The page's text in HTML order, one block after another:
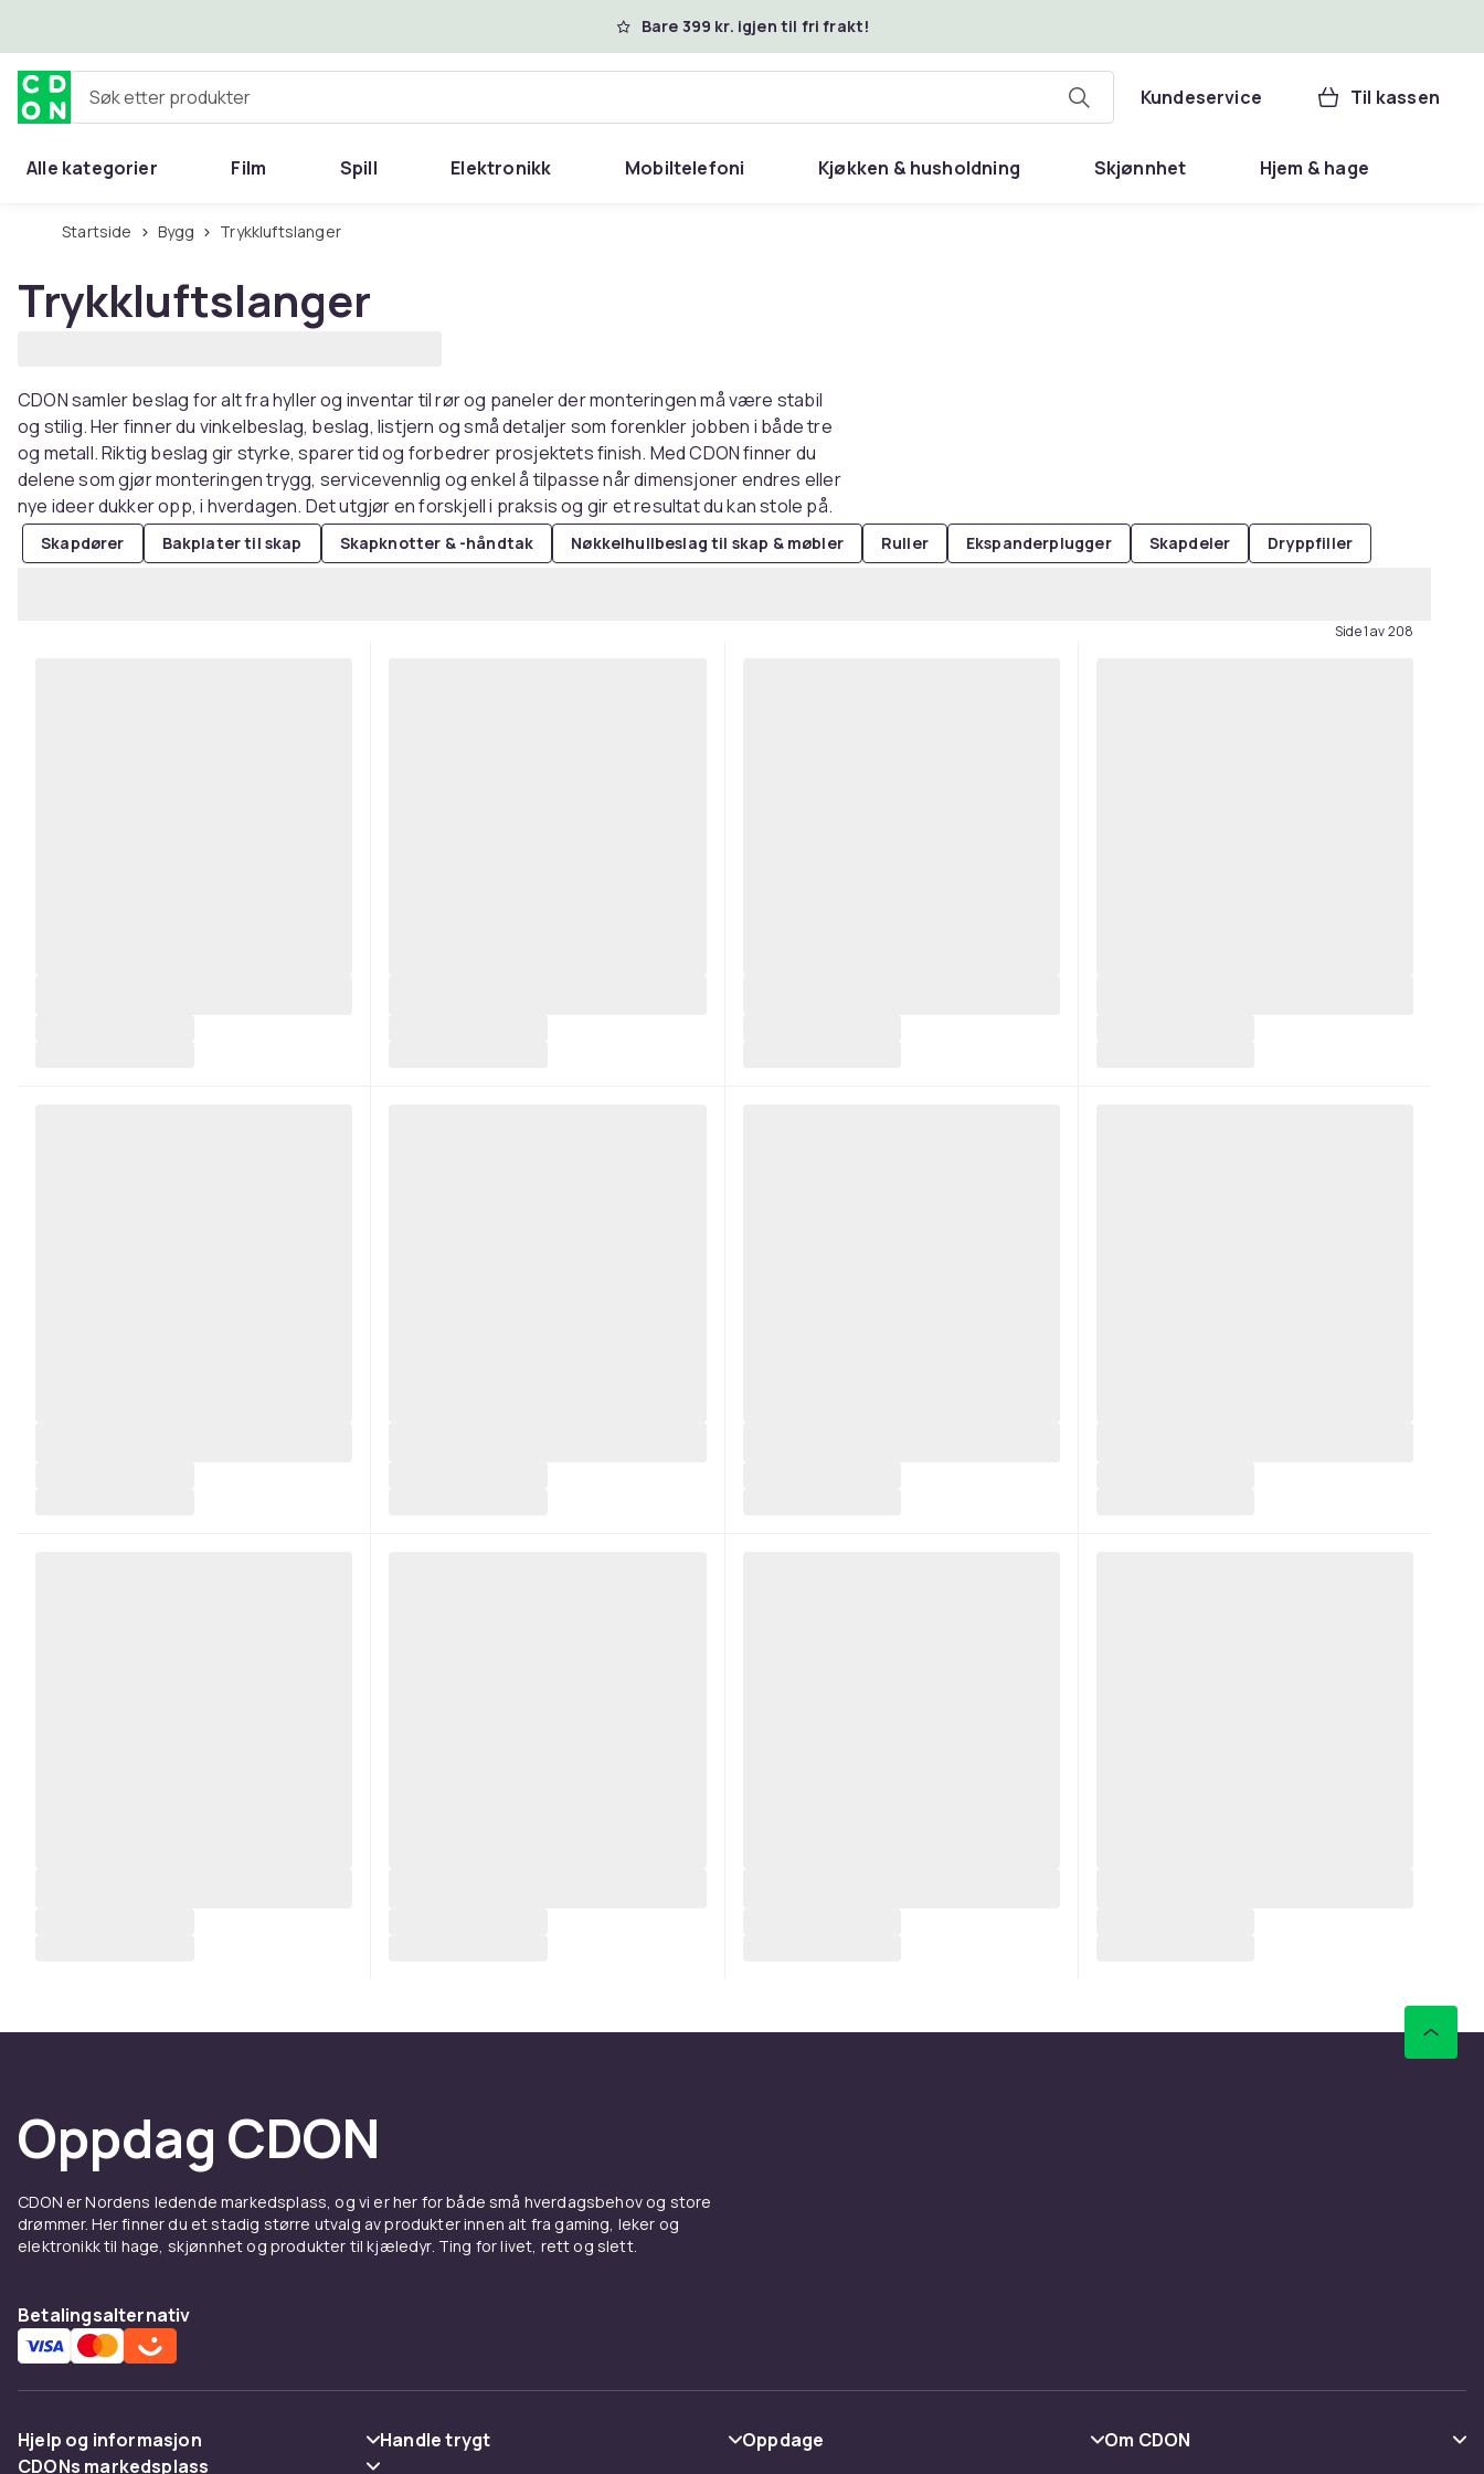
Bare 399 kr. igjen til fri frakt!
Søk etter produkter Kundeservice Til kassen
Alle kategorier Film Spill Elektronikk Mobiltelefoni Kjøkken & husholdning Skjønnhet Hjem & hage
Startside Bygg Trykkluftslanger
Trykkluftslanger
CDON samler beslag for alt fra hyller og inventar til rør og paneler der monteringen må være stabil
og stilig. Her finner du vinkelbeslag, beslag, listjern og små detaljer som forenkler jobben i både tre
og metall. Riktig beslag gir styrke, sparer tid og forbedrer prosjektets finish. Med CDON finner du
delene som gjør monteringen trygg, servicevennlig og enkel å tilpasse når dimensjoner endres eller
nye ideer dukker opp, i hverdagen. Det utgjør en forskjell i praksis og gir et resultat du kan stole på.
Skapdører Bakplater til skap Skapknotter & -håndtak Nøkkelhullbeslag til skap & møbler Ruller Ekspanderplugger Skapdeler Dryppfiller
Side 1 av 208
Oppdag CDON
CDON er Nordens ledende markedsplass, og vi er her for både små hverdagsbehov og store
drømmer. Her finner du et stadig større utvalg av produkter innen alt fra gaming, leker og
elektronikk til hage, skjønnhet og produkter til kjæledyr. Ting for livet, rett og slett.
Betalingsalternativ
Hjelp og informasjon
Handle trygt
Oppdage
Om CDON
CDONs markedsplass